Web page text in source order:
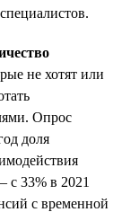
не хотят или
Опрос
доля
с 33% в 2021
с временной